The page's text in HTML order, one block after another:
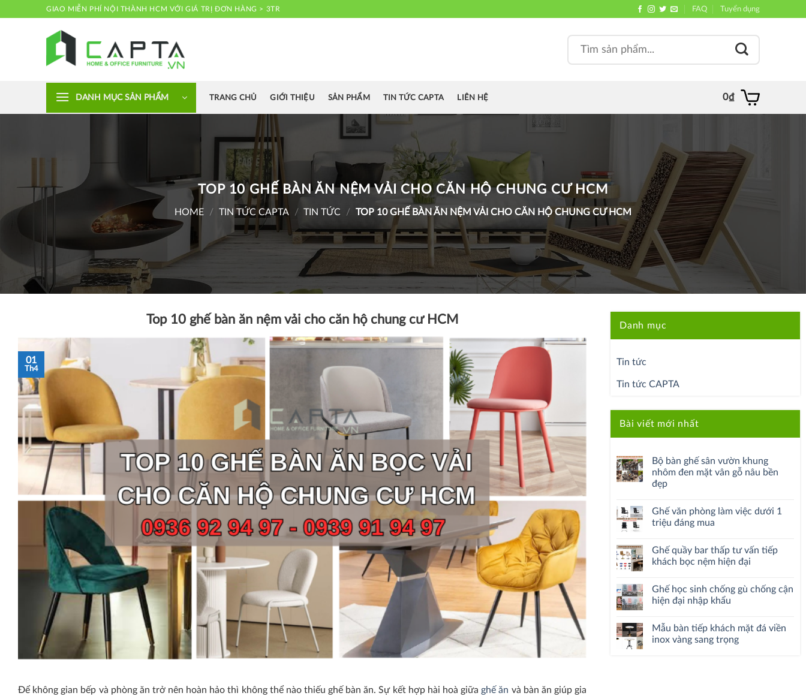
GIAO MIỄN PHÍ NỘI THÀNH HCM VỚI GIÁ TRỊ ĐƠN HÀNG > 3TR FAQ Tuyển dụng
for:
DANH MỤC SẢN PHẨM TRANG CHỦ GIỚI THIỆU SẢN PHẨM TIN TỨC CAPTA LIÊN HỆ 0₫
TOP 10 GHẾ BÀN ĂN NỆM VẢI CHO CĂN HỘ CHUNG CƯ HCM
HOME / TIN TỨC CAPTA / TIN TỨC / TOP 10 GHẾ BÀN ĂN NỆM VẢI CHO CĂN HỘ CHUNG CƯ HCM
Top 10 ghế bàn ăn nệm vải cho căn hộ chung cư HCM
01
Th4
Để không gian bếp và phòng ăn trở nên hoàn hảo thì không thể nào thiếu ghế bàn ăn. Sự kết hợp hài hoà giữa ghế ăn và bàn ăn giúp gia
Danh mục
Tin tức
Tin tức CAPTA
Bài viết mới nhất
Bộ bàn ghế sân vườn khung
nhôm đen mặt vân gỗ nâu bền
đẹp
Ghế văn phòng làm việc dưới 1
triệu đáng mua
Ghế quầy bar thấp tư vấn tiếp
khách bọc nệm hiện đại
Ghế học sinh chống gù chống cận
hiện đại nhập khẩu
Mẫu bàn tiếp khách mặt đá viền
inox vàng sang trọng